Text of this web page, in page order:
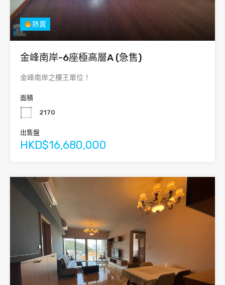
熱賣
金峰南岸-6座極高層A (急售)
金峰南岸之樓王單位！
面積
2170
出售盤
HKD$16,680,000